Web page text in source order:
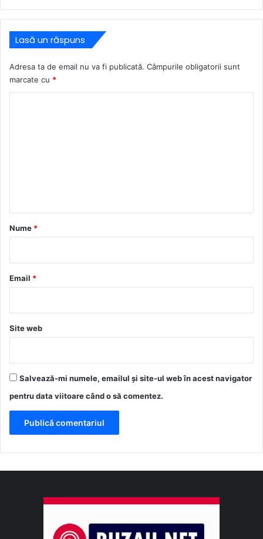
Lasă un răspuns
Adresa ta de email nu va fi publicată. Câmpurile obligatorii sunt
marcate cu *
r
*
Nume *
Email *
Site web
Salvează-mi numele, emailul și site-ul web în acest navigator
pentru data viitoare când o să comentez.